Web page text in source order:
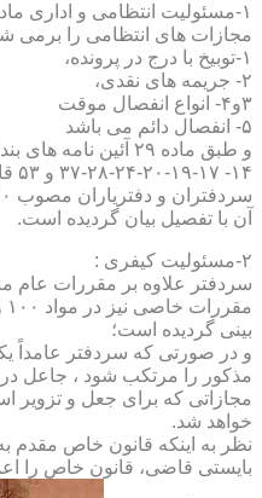
مجازات های انتظامی را برمی شمرد که ۵
۱-توبیخ با درج در پرونده،
۲- جریمه های نقدی،
۳و۴- انواع انفصال موقت
۵- انفصال دائم می باشد
آن با تفصیل بیان گردیده است.
۲-مسئولیت کیفری :
سردفتر علاوه بر مقررات عام
بینی گردیده است؛
و در صورتی که سردفتر عامداً
مذکور را مرتکب شود ، جاعل
مجازاتی که برای جعل و
خواهد شد.
نظر به اینکه قانون خاص مقدم
بایستی قاضی، قانون خاص را